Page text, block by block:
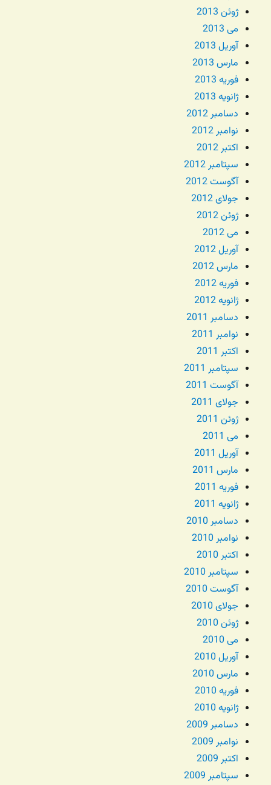
ژوئن 2013
می 2013
آوریل 2013
مارس 2013
فوریه 2013
ژانویه 2013
دسامبر 2012
نوامبر 2012
اکتبر 2012
سپتامبر 2012
آگوست 2012
جولای 2012
ژوئن 2012
می 2012
آوریل 2012
مارس 2012
فوریه 2012
ژانویه 2012
دسامبر 2011
نوامبر 2011
اکتبر 2011
سپتامبر 2011
آگوست 2011
جولای 2011
ژوئن 2011
می 2011
آوریل 2011
مارس 2011
فوریه 2011
ژانویه 2011
دسامبر 2010
نوامبر 2010
اکتبر 2010
سپتامبر 2010
آگوست 2010
جولای 2010
ژوئن 2010
می 2010
آوریل 2010
مارس 2010
فوریه 2010
ژانویه 2010
دسامبر 2009
نوامبر 2009
اکتبر 2009
سپتامبر 2009